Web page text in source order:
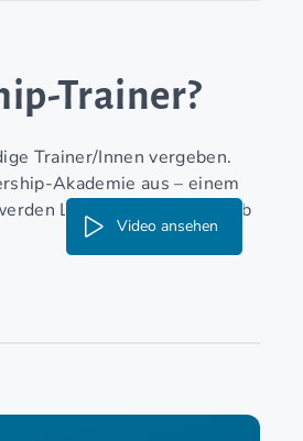
Trainer?
Trainer/Innen vergeben.
Akademie aus – einem
Lizenznehmer/Innen ab
Video ansehen